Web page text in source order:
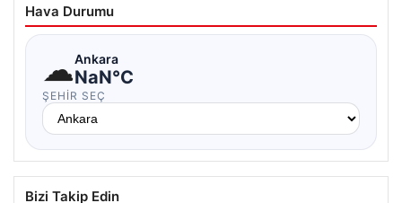
Hava Durumu
☁Ankara
NaN°C
ŞEHIR SEÇ
Bizi Takip Edin